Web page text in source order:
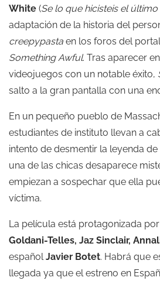
White (Se lo que hicisteis el
adaptación de la historia del
creepypasta en los foros del
Something Awful. Tras aparecer
videojuegos con un notable éxito,
salto a la gran pantalla con una
En un pequeño pueblo de
estudiantes de instituto llevan a
intento de desmentir la leyenda
una de las chicas desaparece
empiezan a sospechar que ella
víctima.
La película está protagonizada por
Goldani-Telles, Jaz Sinclair,
español Javier Botet. Habrá que
llegada ya que el estreno en